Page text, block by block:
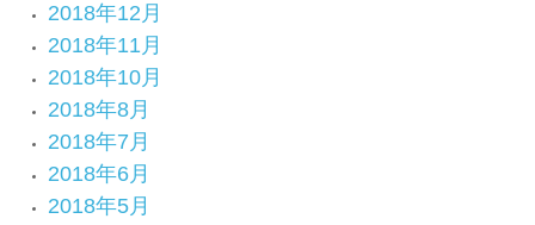
2018年12月
2018年11月
2018年10月
2018年8月
2018年7月
2018年6月
2018年5月